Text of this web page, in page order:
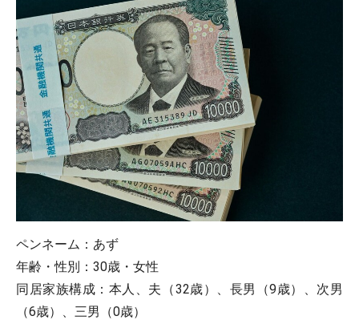
ペンネーム：あず
年齢・性別：30歳・女性
同居家族構成：本人、夫（32歳）、長男（9歳）、次男
（6歳）、三男（0歳）